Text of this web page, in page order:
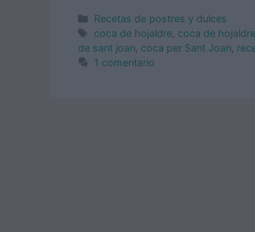
Categorías
Recetas de postres y dulces
Etiquetas
coca de hojaldre coca de
de sant joan coca per Sant Joan
1 comentario